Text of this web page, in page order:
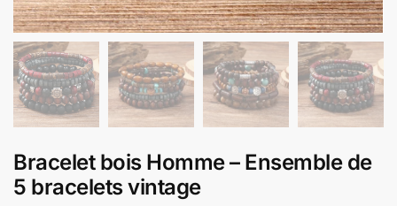
Bracelet bois Homme – Ensemble de
5 bracelets vintage